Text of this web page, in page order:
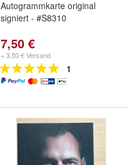
Autogrammkarte original
signiert - #S8310
7,50 €
+ 3,50 € Versand
1